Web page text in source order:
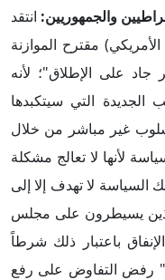
انتقد
مقترح الموازنة
على الإطلاق"؛ لأنه
الجديدة التي سيتكبدها
غير مباشر من خلال
لأنها لا تعالج مشكلة
السياسة لا تهدف إلا إلى
الذين يسيطرون على مجلس
باعتبار ذلك شرطاً
رفض التفاوض على رفع